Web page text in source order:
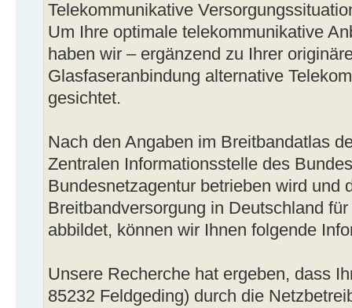
Telekommunikative
Um Ihre optimale telekommunikative
haben wir – ergänzend zu Ihrer
Glasfaseranbindung alternative
gesichtet.
Nach den Angaben im Breitbandatlas
Zentralen Informationsstelle des
Bundesnetzagentur betrieben wird und
Breitbandversorgung in Deutschland
abbildet, können wir Ihnen folgende
Unsere Recherche hat ergeben, dass
85232 Feldgeding) durch die